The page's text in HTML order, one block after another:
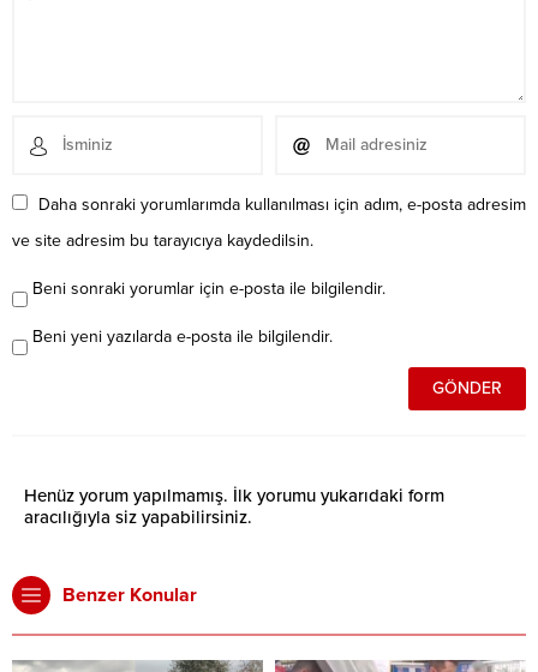
Daha sonraki yorumlarımda kullanılması için adım, e-posta adresim
ve site adresim bu tarayıcıya kaydedilsin.
Beni sonraki yorumlar için e-posta ile bilgilendir.
Beni yeni yazılarda e-posta ile bilgilendir.
Henüz yorum yapılmamış. İlk yorumu yukarıdaki form
aracılığıyla siz yapabilirsiniz.
Benzer Konular